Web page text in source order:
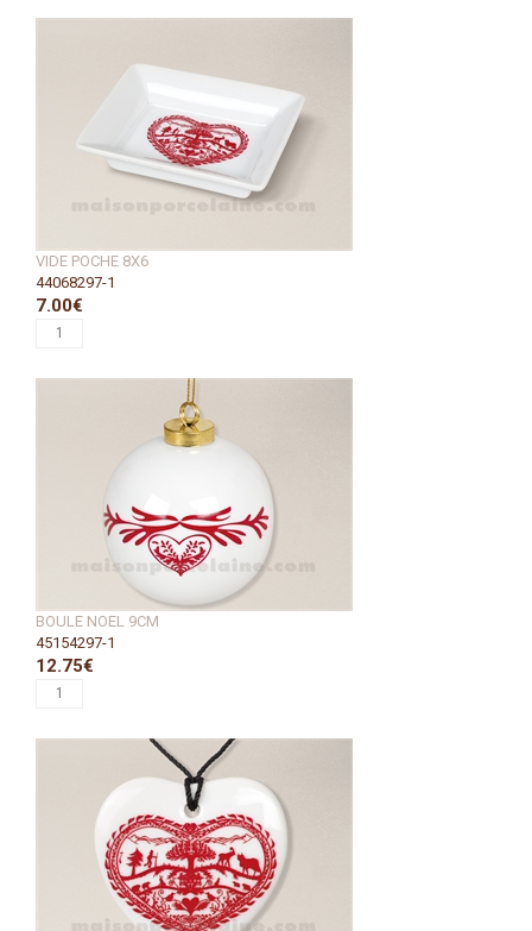
VIDE POCHE 8X6
44068297-1
7.00€
BOULE NOEL 9CM
45154297-1
12.75€